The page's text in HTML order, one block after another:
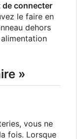
de connecter
le faire en
dehors
»
vous ne
fois. Lorsque